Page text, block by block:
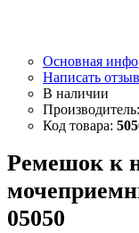
Основная
Написать отзыв
Ремешок к
05050